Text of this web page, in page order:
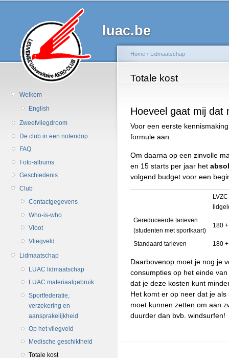
luac.be
Welkom
English
Zweefvliegdroom
De club in een notendop
FAQ
Foto-albums
Geschiedenis
Club
Contactgegevens
Who-is-who
Vloot
Vliegveld
Lidmaatschap
LUAC lidmaatschap
LUAC materiaalgebruik
Sportfederatie,
verzekering en
aansprakelijkheid
Op het vliegveld
Medische geschiktheid
Totale kost
U bent hier
Home › Lidmaatschap
Totale kost
Hoeveel gaat mij dat
Voor een eerste
formule aan.
Om daarna op een zinvolle
en 15 starts per jaar het
volgend budget voor een
Gereduceerde tarieven
(studenten met sportkaart)
180
Standaard tarieven 180
Daarbovenop moet je nog je
consumpties op het einde
dat je deze kosten kunt
Het komt er op neer dat je
moet kunnen zetten om aan
duurder dan bvb. windsurfen!